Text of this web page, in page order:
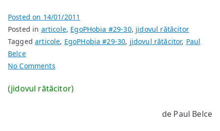
Posted on 14/01/2011
Posted in articole, EgoPHobia #29-30, jidovul rătăcitor
Taggedarticole, EgoPHobia #29-30, jidovul rătăcitor, Paul
Belce
No Commentson
(jidovul rătăcitor)
de Paul Belce